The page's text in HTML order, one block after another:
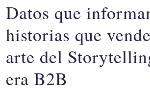
Datos que
historias que
arte del
era B2B